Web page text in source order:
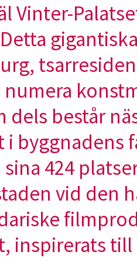
Vinter-
dels består
i byggnadens
424
vid den
inspirerats